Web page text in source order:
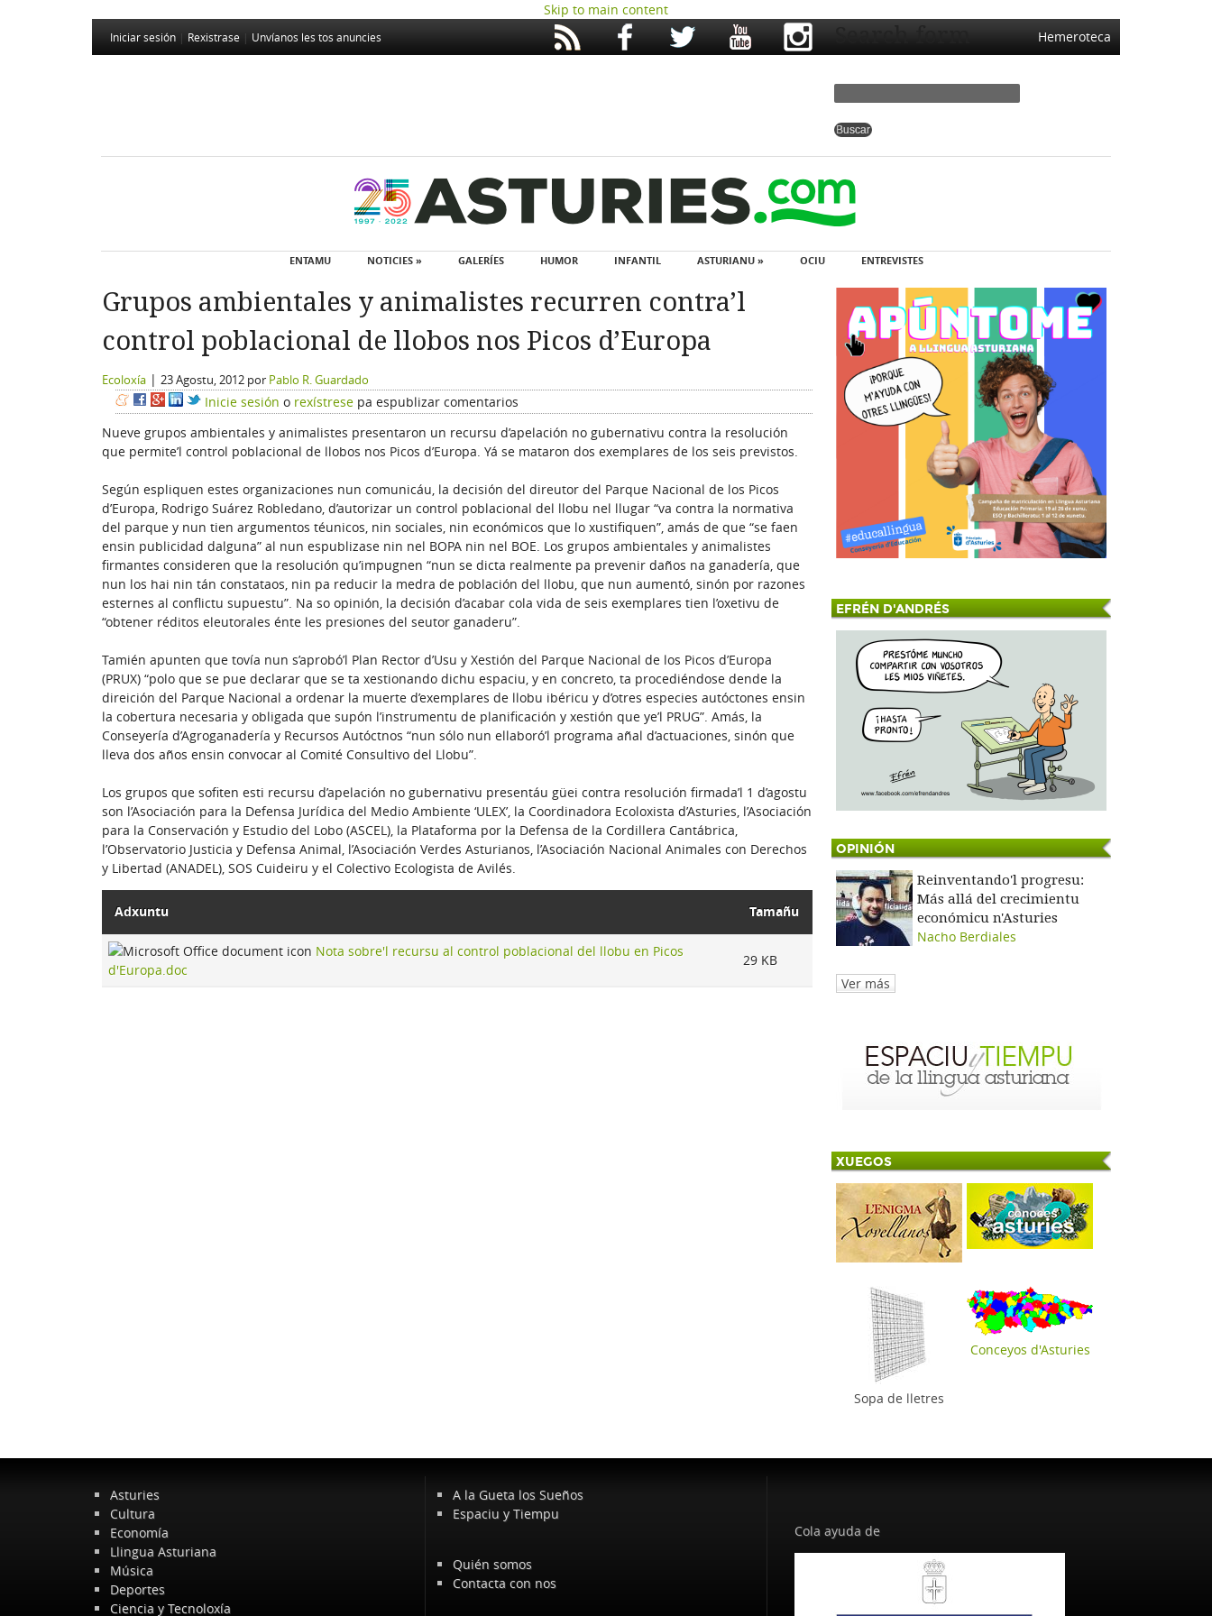
Skip to main content
Iniciar sesión Rexistrase Unvíanos les tos anuncies Hemeroteca
Search form
ENTAMU NOTICIES » GALERÍES HUMOR INFANTIL ASTURIANU » OCIU ENTREVISTES
Grupos ambientales y animalistes recurren contra’l
control poblacional de llobos nos Picos d’Europa
Ecoloxía | 23 Agostu, 2012 por Pablo R. Guardado
Inicie sesión o rexístrese pa espublizar comentarios
Nueve grupos ambientales y animalistes presentaron un recursu d’apelación no gubernativu contra la resolución
que permite’l control poblacional de llobos nos Picos d’Europa. Yá se mataron dos exemplares de los seis previstos.
Según espliquen estes organizaciones nun comunicáu, la decisión del direutor del Parque Nacional de los Picos
d’Europa, Rodrigo Suárez Robledano, d’autorizar un control poblacional del llobu nel llugar “va contra la normativa
del parque y nun tien argumentos téunicos, nin sociales, nin económicos que lo xustifiquen”, amás de que “se faen
ensin publicidad dalguna” al nun espublizase nin nel BOPA nin nel BOE. Los grupos ambientales y animalistes
firmantes consideren que la resolución qu’impugnen “nun se dicta realmente pa prevenir daños na ganadería, que
nun los hai nin tán constataos, nin pa reducir la medra de población del llobu, que nun aumentó, sinón por razones
esternes al conflictu supuestu”. Na so opinión, la decisión d’acabar cola vida de seis exemplares tien l’oxetivu de
“obtener réditos eleutorales énte les presiones del seutor ganaderu”.
Tamién apunten que tovía nun s’aprobó’l Plan Rector d’Usu y Xestión del Parque Nacional de los Picos d’Europa
(PRUX) “polo que se pue declarar que se ta xestionando dichu espaciu, y en concreto, ta procediéndose dende la
direición del Parque Nacional a ordenar la muerte d’exemplares de llobu ibéricu y d’otres especies autóctones ensin
la cobertura necesaria y obligada que supón l’instrumentu de planificación y xestión que ye’l PRUG”. Amás, la
Conseyería d’Agroganadería y Recursos Autóctnos “nun sólo nun ellaboró’l programa añal d’actuaciones, sinón que
lleva dos años ensin convocar al Comité Consultivo del Llobu”.
Los grupos que sofiten esti recursu d’apelación no gubernativu presentáu güei contra resolución firmada’l 1 d’agostu
son l’Asociación para la Defensa Jurídica del Medio Ambiente ‘ULEX’, la Coordinadora Ecoloxista d’Asturies, l’Asociación
para la Conservación y Estudio del Lobo (ASCEL), la Plataforma por la Defensa de la Cordillera Cantábrica,
l’Observatorio Justicia y Defensa Animal, l’Asociación Verdes Asturianos, l’Asociación Nacional Animales con Derechos
y Libertad (ANADEL), SOS Cuideiru y el Colectivo Ecologista de Avilés.
Adxuntu Tamañu
Nota sobre'l recursu al control poblacional del llobu en Picos
d'Europa.doc
29 KB
EFRÉN D'ANDRÉS
OPINIÓN
Reinventando'l progresu:
Más allá del crecimientu
económicu n'Asturies
Nacho Berdiales
Ver más
XUEGOS
Sopa de lletres
Conceyos d'Asturies
Asturies
Cultura
Economía
Llingua Asturiana
Música
Deportes
Ciencia y Tecnoloxía
A la Gueta los Sueños
Espaciu y Tiempu
Quién somos
Contacta con nos
Cola ayuda de